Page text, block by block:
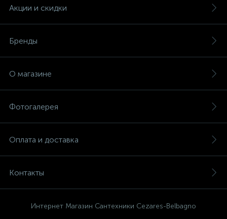
Акции и скидки
Бренды
О магазине
Фотогалерея
Оплата и доставка
Контакты
Интернет Магазин Сантехники Cezares-Belbagno